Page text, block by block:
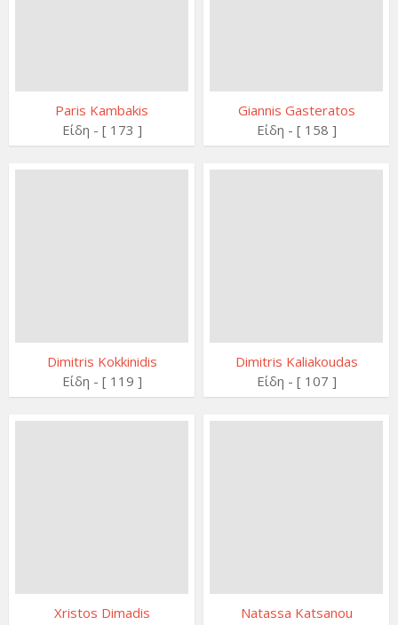
Paris Kambakis
Είδη - [ 173 ]
Giannis Gasteratos
Είδη - [ 158 ]
Dimitris Kokkinidis
Είδη - [ 119 ]
Dimitris Kaliakoudas
Είδη - [ 107 ]
Xristos Dimadis
Natassa Katsanou